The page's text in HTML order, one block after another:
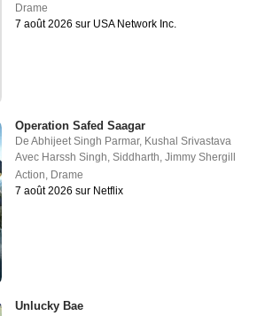
Drame
7 août 2026 sur USA Network Inc.
Operation Safed Saagar
DeAbhijeet Singh Parmar, Kushal Srivastava
Avec Harssh Singh,Siddharth,Jimmy Shergill
Action, Drame
7 août 2026 sur Netflix
Unlucky Bae